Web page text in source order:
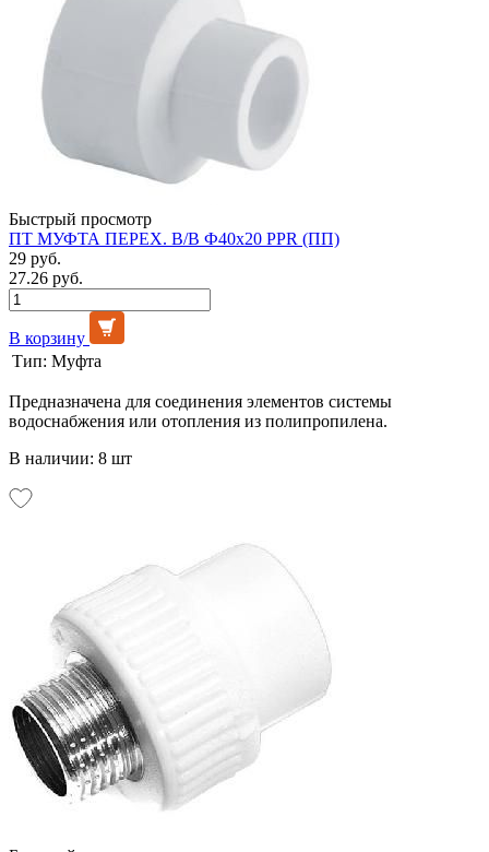
Быстрый просмотр
ПТ МУФТА ПЕРЕХ. В/В Ф40х20 PPR (ПП)
29 руб.
27.26 руб.
В корзину
Тип: Муфта
Предназначена для соединения элементов системы
водоснабжения или отопления из полипропилена.
В наличии: 8 шт